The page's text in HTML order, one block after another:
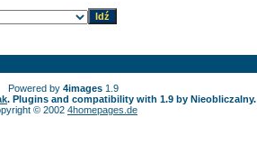
Powered by 4images1.9
. Plugins and compatibility with 1.9 by Nieobliczalny.
© 2002 4homepages.de